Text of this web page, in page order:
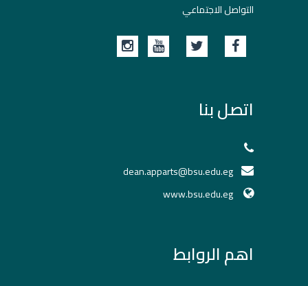
التواصل الاجتماعي
اتصل بنا
dean.apparts@bsu.edu.eg
www.bsu.edu.eg
اهم الروابط